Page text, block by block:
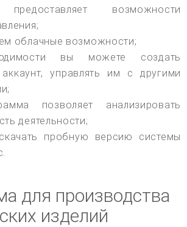
предоставляет возможности
облачные возможности;
вы можете создать
управлять им с другими
позволяет анализировать
деятельности;
пробную версию системы
для производства
изделий